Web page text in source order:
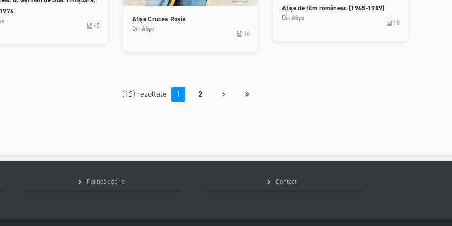
45
Afișe de film românesc (1965-1989)
DinAfișe
18
Afișe Crucea Roșie
DinAfișe
16
(12) rezultate 1 2
Politică cookie Contact